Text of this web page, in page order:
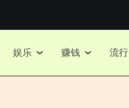
娱乐 赚钱 流行